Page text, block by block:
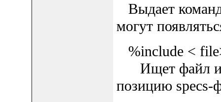
Выдает
могут
%include <
Ищет файл и
позицию specs-